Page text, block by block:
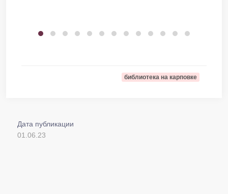
библиотека на карповке
Дата публикации
01.06.23